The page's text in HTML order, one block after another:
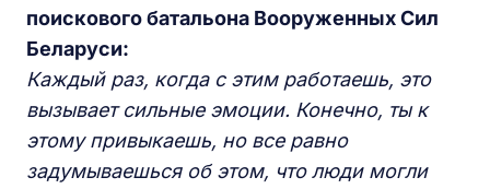
поискового батальона Вооруженных Сил
Беларуси:
Каждый раз, когда с этим работаешь, это
вызывает сильные эмоции. Конечно, ты к
этому привыкаешь, но все равно
задумываешься об этом, что люди могли